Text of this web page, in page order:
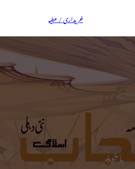
خریداری / عطیہ
انفاق
ماخوذ